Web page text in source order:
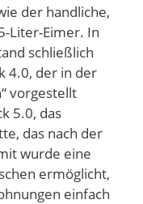
der handliche,
Liter-Eimer. In
schließlich
4.0, der in der
vorgestellt
5.0, das
das nach der
wurde eine
ermöglicht,
einfach